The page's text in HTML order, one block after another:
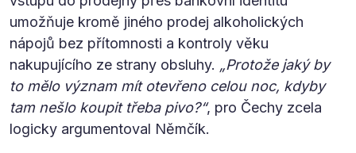
umožňuje kromě jiného prodej alkoholických
nápojů bez přítomnosti a kontroly věku
nakupujícího ze strany obsluhy. „Protože jaký by
to mělo význam mít otevřeno celou noc, kdyby
tam nešlo koupit třeba pivo?“, pro Čechy zcela
logicky argumentoval Němčík.